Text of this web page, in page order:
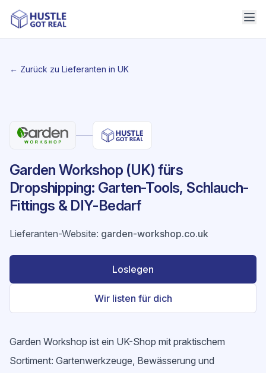
← Zurück zu Lieferanten in UK
Garden Workshop (UK) fürs
Dropshipping: Garten-Tools, Schlauch-
Fittings & DIY-Bedarf
Lieferanten-Website: garden-workshop.co.uk
Loslegen
Wir listen für dich
Garden Workshop ist ein UK-Shop mit praktischem
Sortiment: Gartenwerkzeuge, Bewässerung und